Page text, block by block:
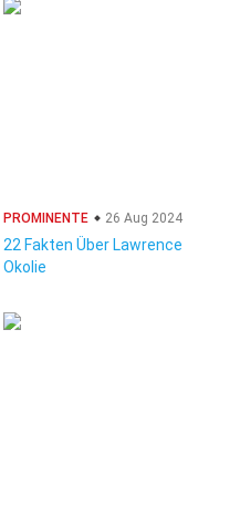
PROMINENTE 26 Aug 2024
22 Fakten Über Lawrence
Okolie